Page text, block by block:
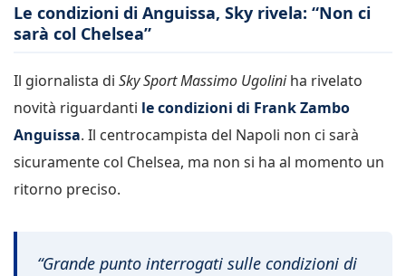
Le condizioni di Anguissa, Sky rivela: “Non ci
sarà col Chelsea”
Il giornalista di Sky Sport Massimo Ugoliniha rivelato
novità riguardanti le condizioni di Frank Zambo
Anguissa. Il centrocampista del Napoli non ci sarà
sicuramente col Chelsea, ma non si ha al momento un
ritorno preciso.
“Grande punto interrogati sulle condizioni di